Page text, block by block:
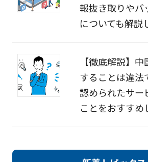
報抜き取りやバ
についても解説
【徹底解説】
することは違法
認められたサー
ことをおすすめ